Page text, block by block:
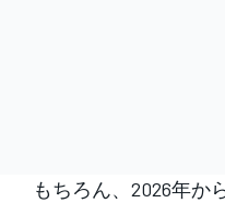
もちろん、2026年か